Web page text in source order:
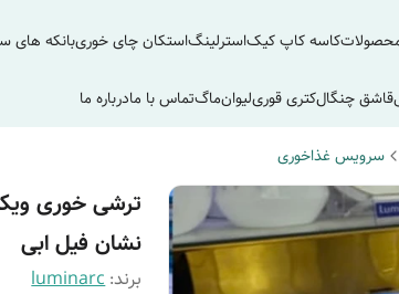
کاسه کاپ کیکاسترلینگاستکان چای خوریبانکه های
قاشق چنگالکتری قوریلیوانماگتماس با مادرباره ما
سرویس غذاخوری
ترشی خوری
نشان فیل ابی
برند:luminarc